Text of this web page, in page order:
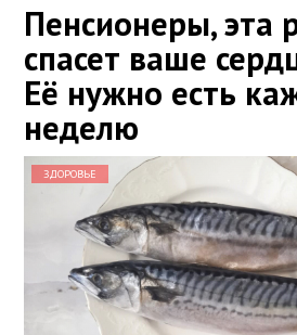
Пенсионеры, эта
спасет ваше
Её нужно есть
неделю
ЗДОРОВЬЕ